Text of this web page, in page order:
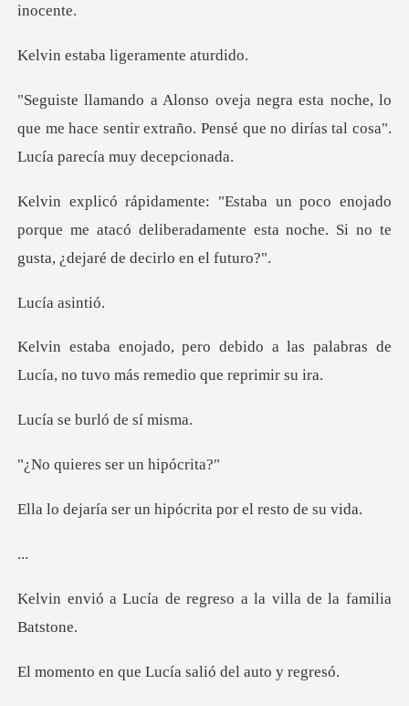
ba ligerame
he, lo
que me hace sentir extraño. Pensé que no
ado
porque me atacó deliberadamente esta noche.
a as
o a las palabras de
Lucía, no tuv
burló de
es ser un
un hipócrita por e
.
e regreso a la villa d
e Lucía salió de